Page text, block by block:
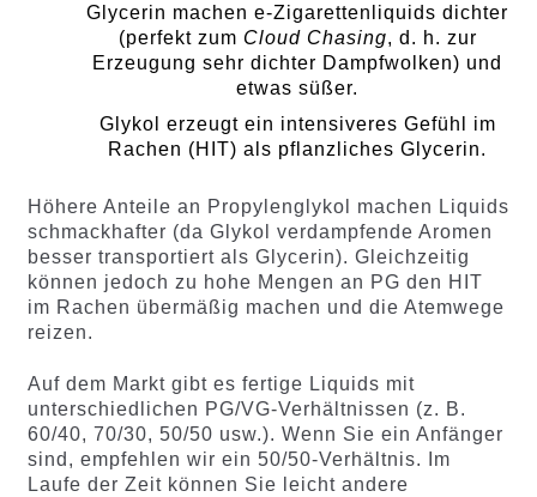
Glycerin machen e-Zigarettenliquids dichter
(perfekt zum Cloud Chasing, d. h. zur
Erzeugung sehr dichter Dampfwolken) und
etwas süßer.
Glykol erzeugt ein intensiveres Gefühl im
Rachen (HIT) als pflanzliches Glycerin.
Höhere Anteile an Propylenglykol machen Liquids
schmackhafter (da Glykol verdampfende Aromen
besser transportiert als Glycerin). Gleichzeitig
können jedoch zu hohe Mengen an PG den HIT
im Rachen übermäßig machen und die Atemwege
reizen.
Auf dem Markt gibt es fertige Liquids mit
unterschiedlichen PG/VG-Verhältnissen (z. B.
60/40, 70/30, 50/50 usw.). Wenn Sie ein Anfänger
sind, empfehlen wir ein 50/50-Verhältnis. Im
Laufe der Zeit können Sie leicht andere